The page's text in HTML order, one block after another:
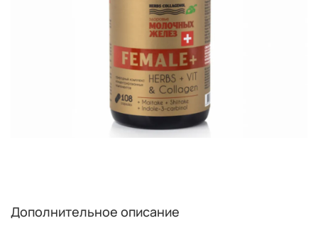
Дополнительное описание